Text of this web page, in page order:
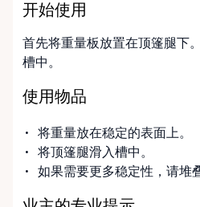
开始使用
首先将重量板放置在顶篷腿下
槽中。
使用物品
将重量放在稳定的表面上。
将顶篷腿滑入槽中。
如果需要更多稳定性，请堆